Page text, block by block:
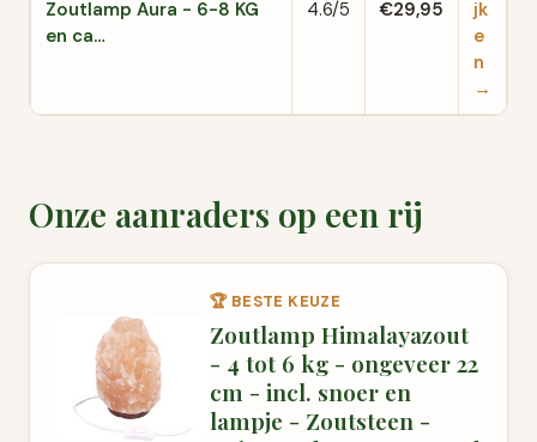
Zoutlamp Aura - 6-8 KG
en ca…
4.6/5 €29,95
jk
e
n
→
Onze aanraders op een rij
🏆 BESTE KEUZE
Zoutlamp Himalayazout
- 4 tot 6 kg - ongeveer 22
cm - incl. snoer en
lampje - Zoutsteen -